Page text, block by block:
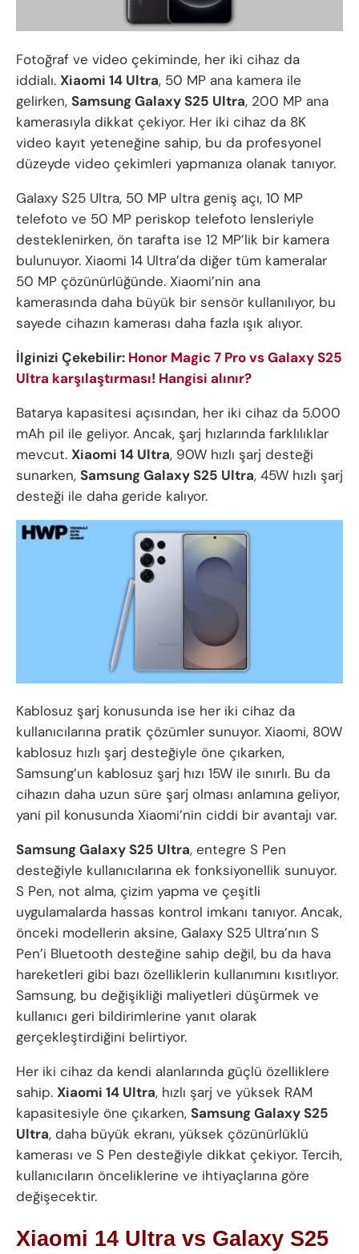
Fotoğraf ve video çekiminde, her iki cihaz da
iddialı. Xiaomi 14 Ultra, 50 MP ana kamera ile
gelirken, Samsung Galaxy S25 Ultra, 200 MP ana
kamerasıyla dikkat çekiyor. Her iki cihaz da 8K
video kayıt yeteneğine sahip, bu da profesyonel
düzeyde video çekimleri yapmanıza olanak tanıyor.
Galaxy S25 Ultra, 50 MP ultra geniş açı, 10 MP
telefoto ve 50 MP periskop telefoto lensleriyle
desteklenirken, ön tarafta ise 12 MP’lik bir kamera
bulunuyor. Xiaomi 14 Ultra’da diğer tüm kameralar
50 MP çözünürlüğünde. Xiaomi’nin ana
kamerasında daha büyük bir sensör kullanılıyor, bu
sayede cihazın kamerası daha fazla ışık alıyor.
İlginizi Çekebilir: Honor Magic 7 Pro vs Galaxy S25
Ultra karşılaştırması! Hangisi alınır?
Batarya kapasitesi açısından, her iki cihaz da 5.000
mAh pil ile geliyor. Ancak, şarj hızlarında farklılıklar
mevcut. Xiaomi 14 Ultra, 90W hızlı şarj desteği
sunarken, Samsung Galaxy S25 Ultra, 45W hızlı şarj
desteği ile daha geride kalıyor.
Kablosuz şarj konusunda ise her iki cihaz da
kullanıcılarına pratik çözümler sunuyor. Xiaomi, 80W
kablosuz hızlı şarj desteğiyle öne çıkarken,
Samsung’un kablosuz şarj hızı 15W ile sınırlı. Bu da
cihazın daha uzun süre şarj olması anlamına geliyor,
yani pil konusunda Xiaomi’nin ciddi bir avantajı var.
Samsung Galaxy S25 Ultra, entegre S Pen
desteğiyle kullanıcılarına ek fonksiyonellik sunuyor.
S Pen, not alma, çizim yapma ve çeşitli
uygulamalarda hassas kontrol imkanı tanıyor. Ancak,
önceki modellerin aksine, Galaxy S25 Ultra’nın S
Pen’i Bluetooth desteğine sahip değil, bu da hava
hareketleri gibi bazı özelliklerin kullanımını kısıtlıyor.
Samsung, bu değişikliği maliyetleri düşürmek ve
kullanıcı geri bildirimlerine yanıt olarak
gerçekleştirdiğini belirtiyor.
Her iki cihaz da kendi alanlarında güçlü özelliklere
sahip. Xiaomi 14 Ultra, hızlı şarj ve yüksek RAM
kapasitesiyle öne çıkarken, Samsung Galaxy S25
Ultra, daha büyük ekranı, yüksek çözünürlüklü
kamerası ve S Pen desteğiyle dikkat çekiyor. Tercih,
kullanıcıların önceliklerine ve ihtiyaçlarına göre
değişecektir.
Xiaomi 14 Ultra vs Galaxy S25